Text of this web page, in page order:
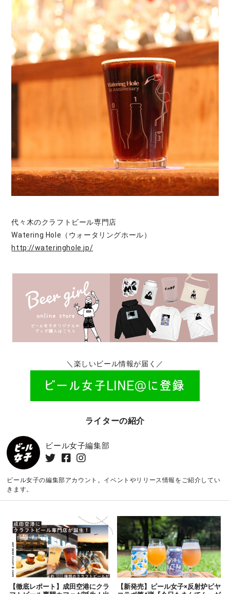
代々木のクラフトビール専門店
Watering Hole（ウォータリングホール）
http://wateringhole.jp/
＼楽しいビール情報が届く／
ライターの紹介
ビール女子編集部
ビール女子の編集部アカウント。イベントやリリース情報をご紹介してい
きます。
【徹底レポート】成田空港にクラ
【新発売】ビール女子×反射炉ビヤ